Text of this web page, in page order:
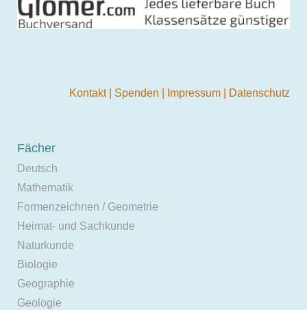
Kontakt Spenden Impressum Datenschutz
Fächer
Deutsch
Mathematik
Formenzeichnen / Geometrie
Heimat- und Sachkunde
Naturkunde
Biologie
Geographie
Geologie